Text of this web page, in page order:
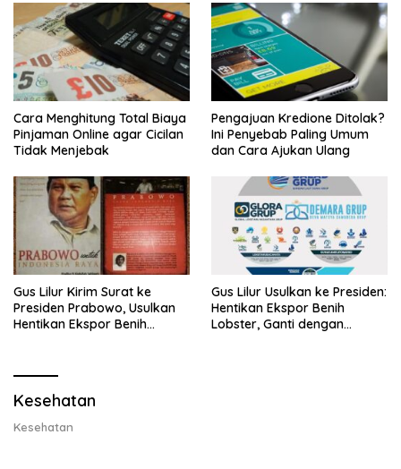
Cara Menghitung Total Biaya
Pinjaman Online agar Cicilan
Tidak Menjebak
Pengajuan Kredione Ditolak?
Ini Penyebab Paling Umum
dan Cara Ajukan Ulang
Gus Lilur Kirim Surat ke
Presiden Prabowo, Usulkan
Hentikan Ekspor Benih
Gus Lilur Usulkan ke Presiden:
Hentikan Ekspor Benih
Lobster, Ganti dengan
Kesehatan
Kesehatan